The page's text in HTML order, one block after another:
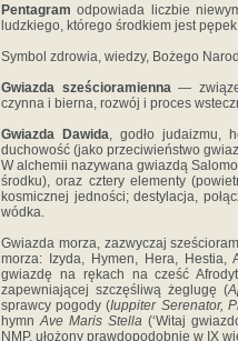
Pentagram odpowiada liczbie
ludzkiego, którego środkiem jest
Symbol zdrowia, wiedzy, Bożego
Gwiazda sześcioramienna—
czynna i bierna, rozwój i proces
Gwiazda Dawida, godło judaizmu,
duchowość (jako przeciwieństwo
W alchemii nazywana gwiazdą
środku), oraz cztery elementy
kosmicznej jedności; destylacja,
wódka.
Gwiazda morza, zazwyczaj
morza: Izyda, Hymen, Hera, Hestia,
gwiazdę na rękach na cześć
zapewniającej szczęśliwą żeglugę (
sprawcy pogody (Iuppiter Serenator,
hymnAve Maris Stella (‘Witaj
NMP, ułożony prawdopodobnie w IX